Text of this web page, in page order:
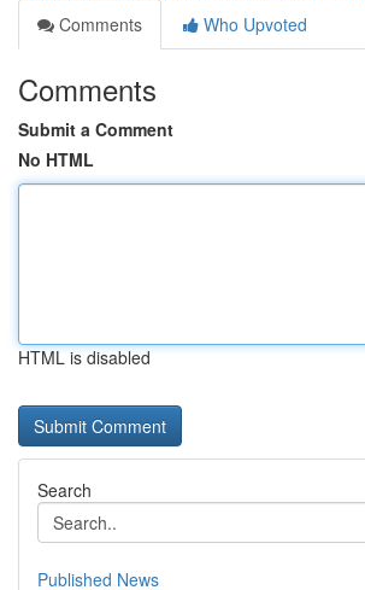
Comments
Who Upvoted
Comments
Submit a Comment
No HTML
HTML is disabled
Search
Published News